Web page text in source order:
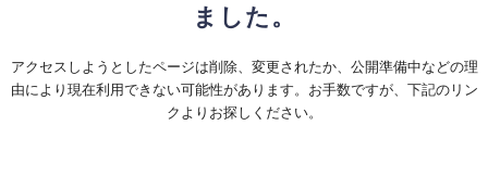
ました。
アクセスしようとしたページは削除、変更されたか、公開準備中などの理
由により現在利用できない可能性があります。お手数ですが、下記のリン
クよりお探しください。